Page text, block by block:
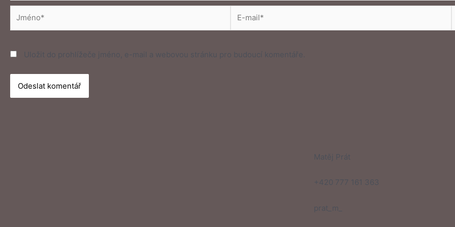
mail*
Uložit do prohlížeče jméno, e-mail a webovou stránku pro budoucí komentáře.
Matěj Prát
+420 777 161 363
prat_m_